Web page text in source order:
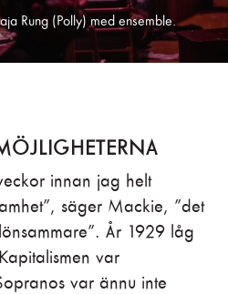
Rung (Polly) med ensemble.
innan jag helt
säger Mackie, ”det
År 1929 låg
var
var ännu inte